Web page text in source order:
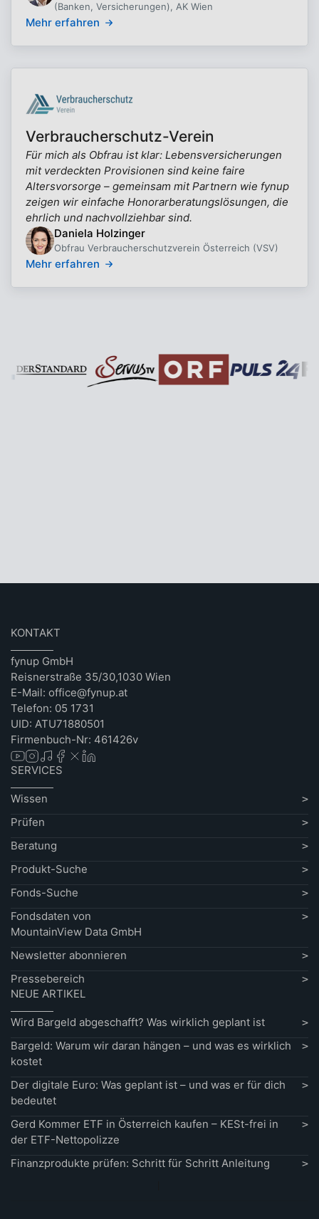
(Banken, Versicherungen), AK Wien
Mehr erfahren
Verbraucherschutz-Verein
Für mich als Obfrau ist klar: Lebensversicherungen
mit verdeckten Provisionen sind keine faire
Altersvorsorge – gemeinsam mit Partnern wie fynup
zeigen wir einfache Honorarberatungslösungen, die
ehrlich und nachvollziehbar sind.
Daniela Holzinger
Obfrau Verbraucherschutzverein Österreich (VSV)
Mehr erfahren
KONTAKT
fynup GmbH
Reisnerstraße 35/30,1030 Wien
E-Mail: office@fynup.at
Telefon: 05 1731
UID: ATU71880501
Firmenbuch-Nr: 461426v
SERVICES
Wissen
Prüfen
Beratung
Produkt-Suche
Fonds-Suche
Fondsdaten von
MountainView Data GmbH
Newsletter abonnieren
Pressebereich
NEUE ARTIKEL
Wird Bargeld abgeschafft? Was wirklich geplant ist
Bargeld: Warum wir daran hängen – und was es wirklich
kostet
Der digitale Euro: Was geplant ist – und was er für dich
bedeutet
Gerd Kommer ETF in Österreich kaufen – KESt-frei in
der ETF-Nettopolizze
Finanzprodukte prüfen: Schritt für Schritt Anleitung